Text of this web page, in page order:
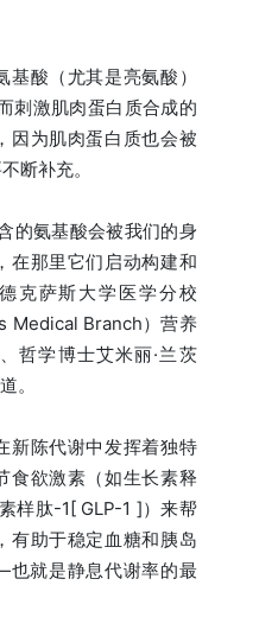
酸（尤其是亮氨酸）
刺激肌肉蛋白质合成的
因为肌肉蛋白质也会被
断补充。
的氨基酸会被我们的身
在那里它们启动构建和
克萨斯大学医学分校
Medical Branch）营养
哲学博士艾米丽·兰茨
。
新陈代谢中发挥着独特
食欲激素（如生长素释
样肽-1[ GLP-1 ]）来帮
有助于稳定血糖和胰岛
就是静息代谢率的最